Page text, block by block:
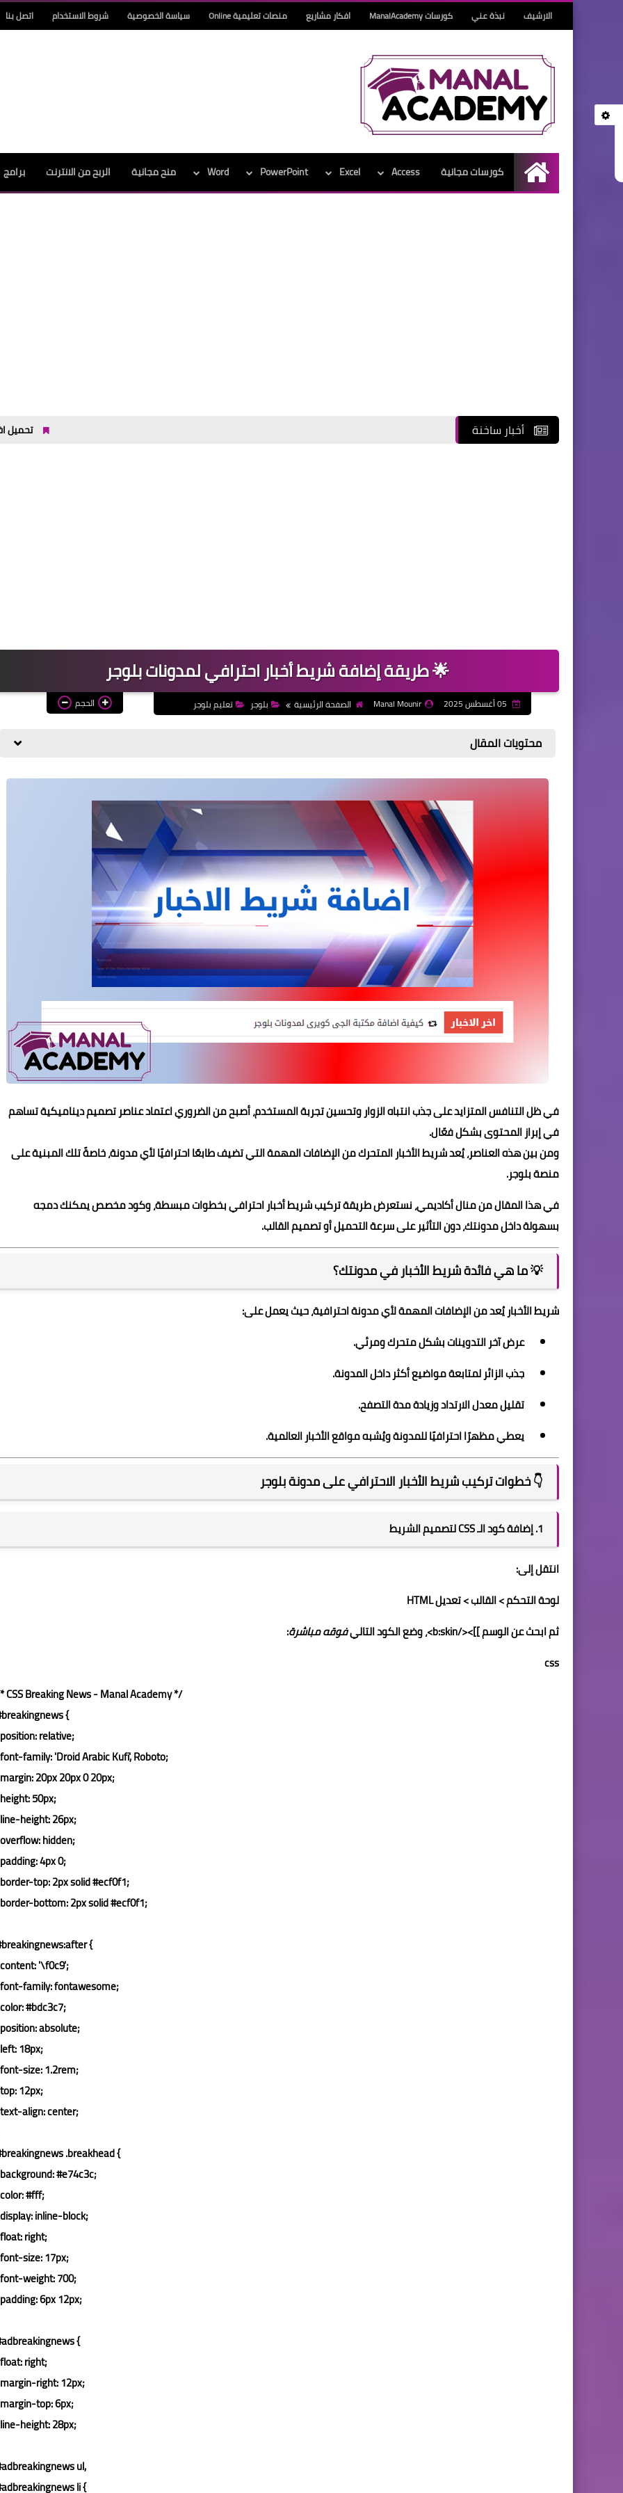
الارشيف نبذة عني كورسات ManalAcademy افكار مشاريع منصات تعليمية Online سياسة الخصوصية شروط الاستخدام اتصل بنا
الرئيسية
كورسات مجانية Access
Excel
PowerPoint
Word منح مجانية الربح من الانترنت برامج
أخبار ساخنة تحميل افضل برنامج
🌟 طريقة إضافة شريط أخبار احترافي لمدونات بلوجر
Manal Mounir الصفحة الرئيسية بلوجر تعليم بلوجر الحجم
محتويات المقال
في ظل التنافس المتزايد على جذب انتباه الزوار وتحسين تجربة المستخدم، أصبح من الضروري اعتماد عناصر تصميم ديناميكية تساهم
في إبراز المحتوى بشكل فعّال.
ومن بين هذه العناصر، يُعدشريط الأخبار المتحركمن الإضافات المهمة التي تضيف طابعًا احترافيًا لأي مدونة، خاصةً تلك المبنية على
منصة بلوجر.
في هذا المقال منمنال أكاديمي، نستعرض طريقة تركيب شريط أخبار احترافي بخطوات مبسطة، وكود مخصص يمكنك دمجه
بسهولة داخل مدونتك، دون التأثير على سرعة التحميل أو تصميم القالب.
💡 ما هي فائدة شريط الأخبار في مدونتك؟
شريط الأخبار يُعد من الإضافات المهمة لأي مدونة احترافية، حيث يعمل على:
عرض آخر التدوينات بشكل متحرك ومرئي.
جذب الزائر لمتابعة مواضيع أكثر داخل المدونة.
تقليل معدل الارتداد وزيادة مدة التصفح.
يعطي مظهرًا احترافيًا للمدونة ويُشبه مواقع الأخبار العالمية.
👇 خطوات تركيب شريط الأخبار الاحترافي على مدونة بلوجر
1. إضافة كود الـ CSS لتصميم الشريط
انتقل إلى:
لوحة التحكم > القالب > تعديل HTML
ثم ابحث عن الوسم]]></b:skin> ، وضع الكود التاليفوقه مباشرة:
css
CSS Breaking News - Manal Academy */
{
position: relative;
font-family: 'Droid Arabic Kufi', Roboto;
margin: 20px20px020px;
height: 50px;
line-height: 26px;
overflow: hidden;
padding: 4px0;
border-top: 2px solid #ecf0f1;
border-bottom: 2px solid #ecf0f1;
:after {
content: '\f0c9';
font-family: fontawesome;
color: #bdc3c7;
position: absolute;
left: 18px;
font-size: 1.2rem;
top: 12px;
text-align: center;
.breakhead {
background: #e74c3c;
color: #fff;
display: inline-block;
float: right;
font-size: 17px;
font-weight: 700;
padding: 6px12px;
{
float: right;
margin-right: 12px;
margin-top: 6px;
line-height: 28px;
ul
li {
28 سبتمبر 2022
30 يوليو 2022
04 يوليو 2022
28 مايو 2022
24 مايو 2022